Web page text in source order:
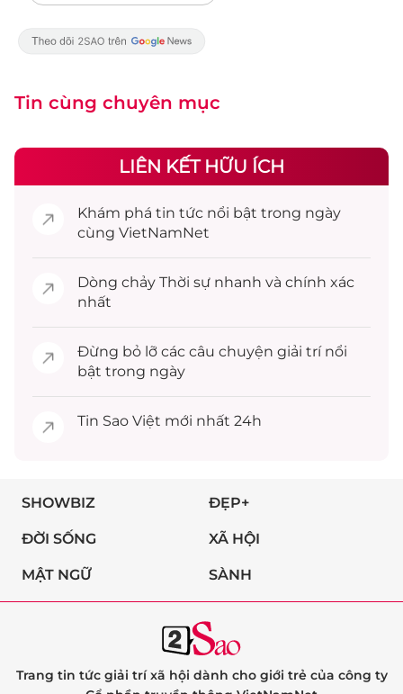
Tin cùng chuyên mục
LIÊN KẾT HỮU ÍCH
Khám phá tin tức nổi bật trong ngày
cùng VietNamNet
Dòng chảy Thời sự nhanh và chính xác
nhất
Đừng bỏ lỡ các câu chuyện giải trínổi
bật trong ngày
Tin Sao Việt mới nhất 24h
SHOWBIZ ĐẸP+
ĐỜI SỐNG XÃ HỘI
MẬT NGỮ SÀNH
Trang tin tức giải trí xã hội dành cho giới trẻ của công ty